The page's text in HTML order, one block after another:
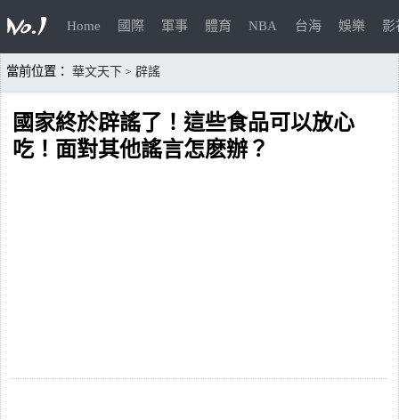
Home 國際 軍事 體育 NBA 台海 娛樂 影
當前位置： 華文天下 > 辟謠
國家終於辟謠了！這些食品可以放心
吃！面對其他謠言怎麽辦？